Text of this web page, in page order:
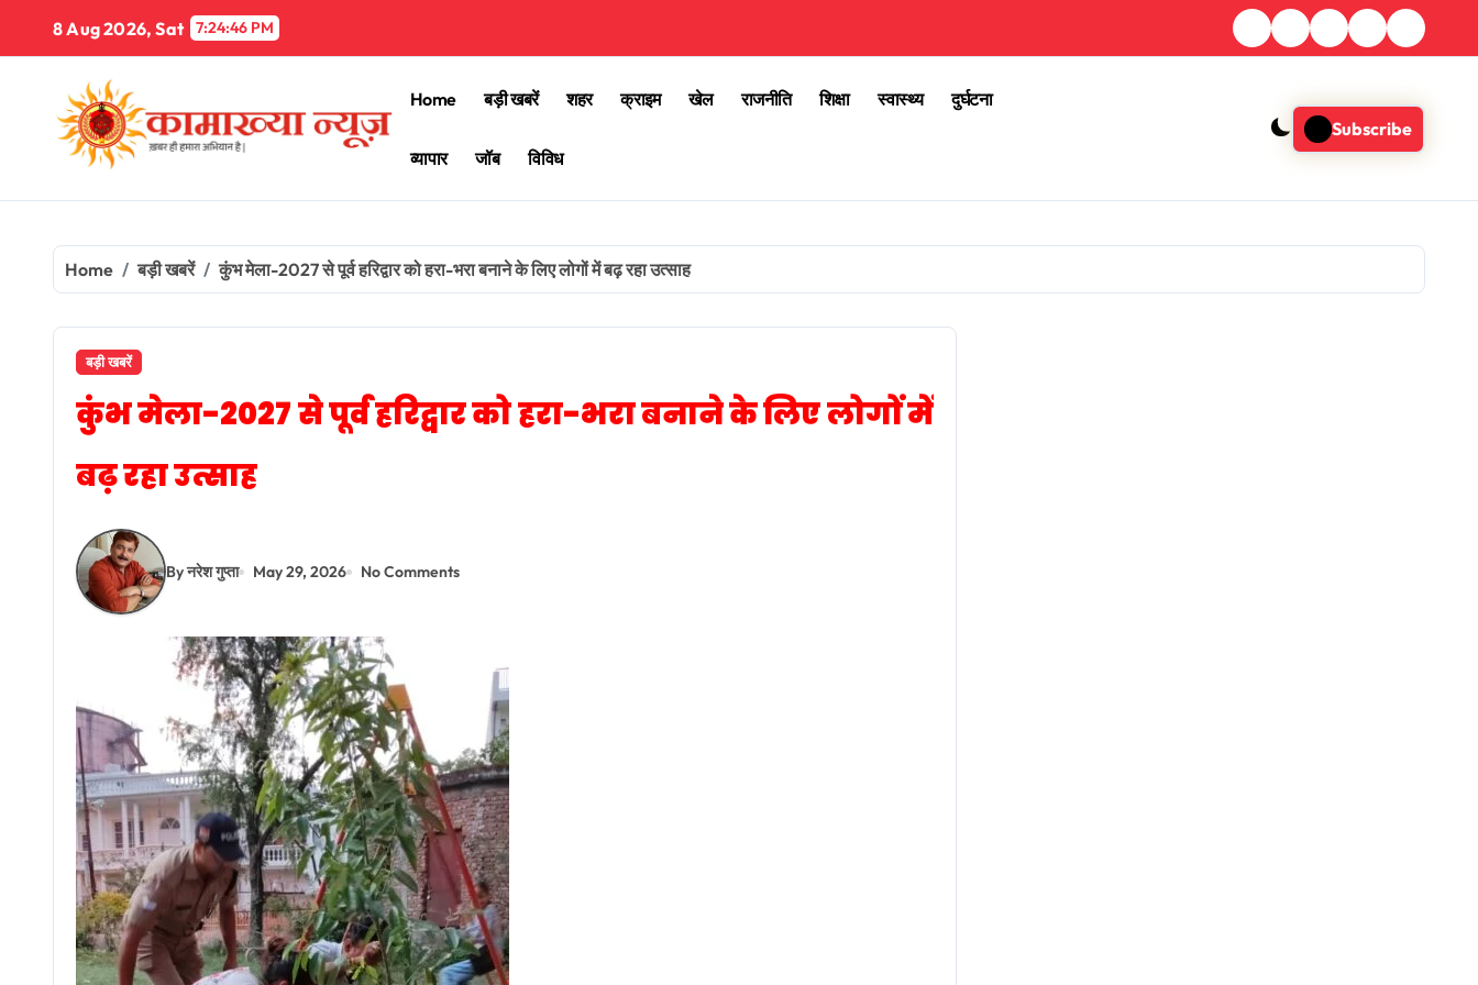
content
8 Aug 2026, Sat 7:24:47 PM
Home बड़ी खबरें शहर क्राइम खेल राजनीति शिक्षा स्वास्थ्य दुर्घटना
व्यापार जॉब विविध
Subscribe
Home बड़ी खबरें कुंभ मेला-2027 से पूर्व हरिद्वार को हरा-भरा बनाने के लिए लोगों में बढ़ रहा उत्साह
बड़ी खबरें
कुंभ मेला-2027 से पूर्व हरिद्वार को हरा-भरा बनाने के लिए लोगों में
बढ़ रहा उत्साह
By नरेश गुप्ता May 29, 2026 No Comments